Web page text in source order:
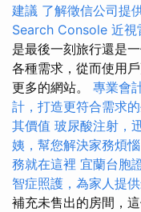
建議 了解徵信公司提
Search Console 近視
是最後一刻旅行還是
各種需求，從而使用
更多的網站。 專業會
計，打造更符合需求
其價值 玻尿酸注射，
姨，幫您解決家務煩惱
務就在這裡 宜蘭台胞
智症照護，為家人提
補充未售出的房間，